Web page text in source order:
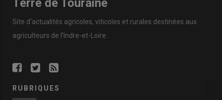
Terre de Touraine
Site d'actualités agricoles, viticoles et rurales destinées aux
agriculteurs de l'Indre-et-Loire.
RUBRIQUES